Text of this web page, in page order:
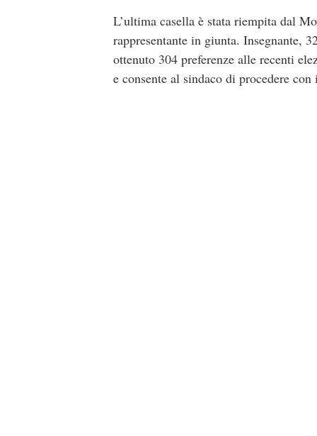
L’ultima casella è stata riempita dal
rappresentante in giunta. Insegnante,
ottenuto 304 preferenze alle recenti
e consente al sindaco di procedere